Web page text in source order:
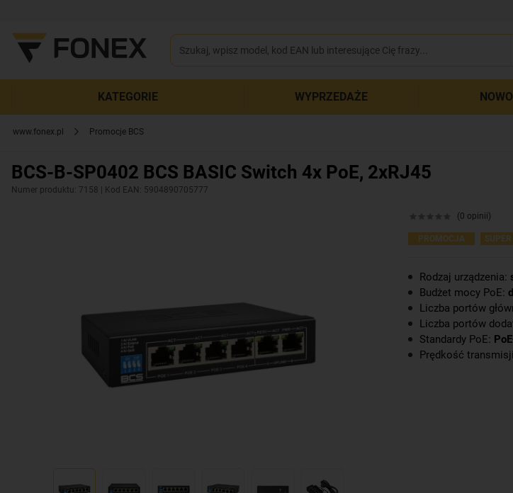
KATEGORIE WYPRZEDAŻE
www.fonex.pl Promocje BCS
BCS-B-SP0402 BCS BASIC Switch 4x PoE, 2xRJ45
Numer produktu: 7158 | Kod EAN: 5904890705777
(0 opinii)
PROMOCJA
Rodzaj urządzenia:
Budżet mocy PoE:
Liczba portów
Liczba portów
Standardy PoE:
Prędkość